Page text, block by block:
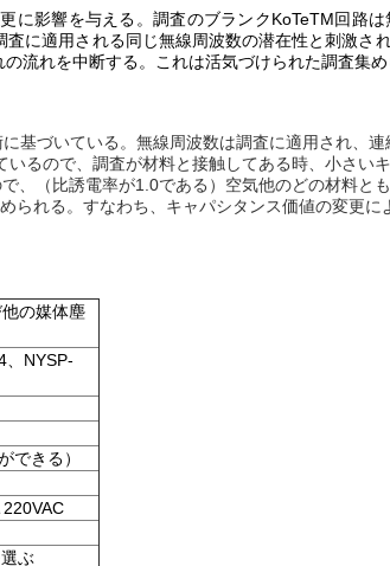
影響を与える。調査のブランクKoTeTM回路
に適用される同じ無線周波数の潜在性と刺激さ
れを中断する。これは活気づけられた調査集
づいている。無線周波数は調査に適用され、
るので、調査が材料と接触してある時、小さい
、（比誘電率が1.0である）空気他のどの材料と
れる。すなわち、キャパシタンス価値の変更
の媒体塵
、NYSP-
できる）
ぶ